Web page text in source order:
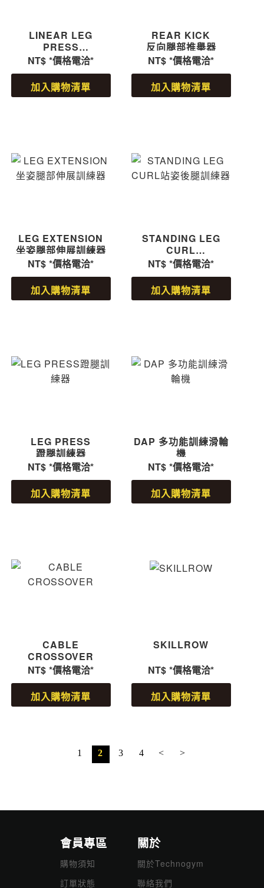
LINEAR LEG
PRESS
腿推訓練器
NT$ *價格電洽*
加入購物清單
REAR KICK
反向腿部推舉器
NT$ *價格電洽*
加入購物清單
LEG EXTENSION
坐姿腿部伸展訓練器
NT$ *價格電洽*
加入購物清單
STANDING LEG
CURL
站姿後腿訓練器
NT$ *價格電洽*
加入購物清單
LEG PRESS
蹬腿訓練器
NT$ *價格電洽*
加入購物清單
DAP 多功能訓練滑輪
機
NT$ *價格電洽*
加入購物清單
CABLE
CROSSOVER
NT$ *價格電洽*
加入購物清單
SKILLROW
NT$ *價格電洽*
加入購物清單
1 2 3 4 < >
會員專區
購物須知
訂單狀態
關於
關於Technogym
聯絡我們